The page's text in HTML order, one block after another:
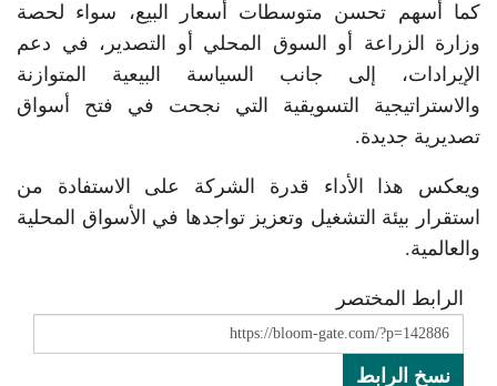
كما أسهم تحسن متوسطات أسعار البيع، سواء لحصة
وزارة الزراعة أو السوق المحلي أو التصدير، في دعم
الإيرادات، إلى جانب السياسة البيعية المتوازنة
والاستراتيجية التسويقية التي نجحت في فتح أسواق
تصديرية جديدة.
ويعكس هذا الأداء قدرة الشركة على الاستفادة من
استقرار بيئة التشغيل وتعزيز تواجدها في الأسواق المحلية
والعالمية.
الرابط المختصر
نسخ الرابط